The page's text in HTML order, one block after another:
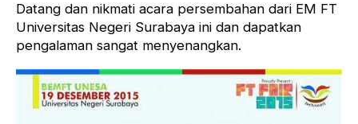
Datang dan nikmati acara persembahan dari EM FT
Universitas Negeri Surabaya ini dan dapatkan
pengalaman sangat menyenangkan.